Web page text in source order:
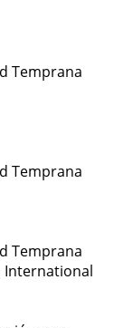
Temprana
Temprana
Temprana
International